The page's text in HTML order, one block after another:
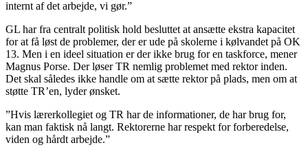
internt af det arbejde, vi gør.”
GL har fra centralt politisk hold besluttet at ansætte ekstra kapacitet
for at få løst de problemer, der er ude på skolerne i kølvandet på OK
13. Men i en ideel situation er der ikke brug for en taskforce, mener
Magnus Porse. Der løser TR nemlig problemet med rektor inden.
Det skal således ikke handle om at sætte rektor på plads, men om at
støtte TR’en, lyder ønsket.
”Hvis lærerkollegiet og TR har de informationer, de har brug for,
kan man faktisk nå langt. Rektorerne har respekt for forberedelse,
viden og hårdt arbejde.”